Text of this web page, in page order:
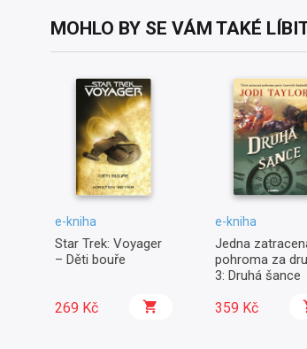
MOHLO BY SE VÁM TAKÉ
e-kniha
Star Trek: Voyager
– Děti bouře
269 Kč
e-kniha
Jedna
pohroma za
3: Druhá šance
359 Kč